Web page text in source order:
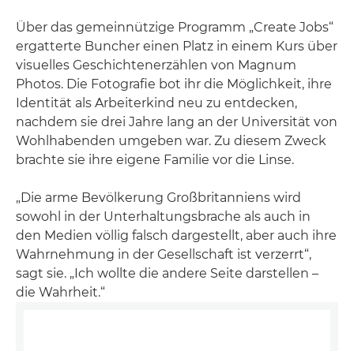
Über das gemeinnützige Programm „Create Jobs“
ergatterte Buncher einen Platz in einem Kurs über
visuelles Geschichtenerzählen von Magnum
Photos. Die Fotografie bot ihr die Möglichkeit, ihre
Identität als Arbeiterkind neu zu entdecken,
nachdem sie drei Jahre lang an der Universität von
Wohlhabenden umgeben war. Zu diesem Zweck
brachte sie ihre eigene Familie vor die Linse.
„Die arme Bevölkerung Großbritanniens wird
sowohl in der Unterhaltungsbrache als auch in
den Medien völlig falsch dargestellt, aber auch ihre
Wahrnehmung in der Gesellschaft ist verzerrt“,
sagt sie. „Ich wollte die andere Seite darstellen –
die Wahrheit.“